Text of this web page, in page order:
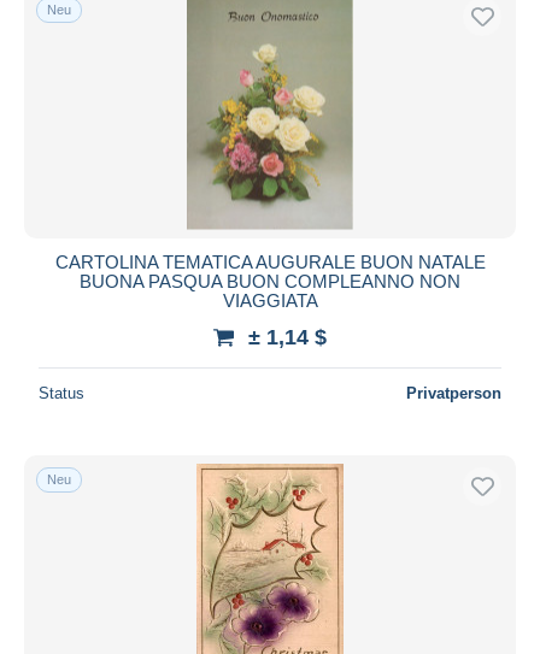
Neu
CARTOLINA TEMATICA AUGURALE BUON NATALE
BUONA PASQUA BUON COMPLEANNO NON
VIAGGIATA
± 1,14 $
Status Privatperson
Neu